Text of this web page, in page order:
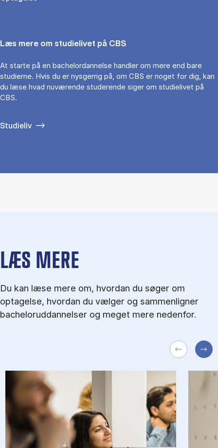
Læs mere om studielivet på CBS
At starte på en bachelordannelse handler om mere end bare
studierne. Hvis du er nysgerrig på, om CBS er noget for dig, kan
du læse hvad nuværende studerende siger om studielivet på
CBS.
Studieliv
LÆS MERE
Du kan læse mere om, hvordan du søger om
optagelse, hvordan du vælger og sammenligner
bacheloruddannelser og meget mere nedenfor.